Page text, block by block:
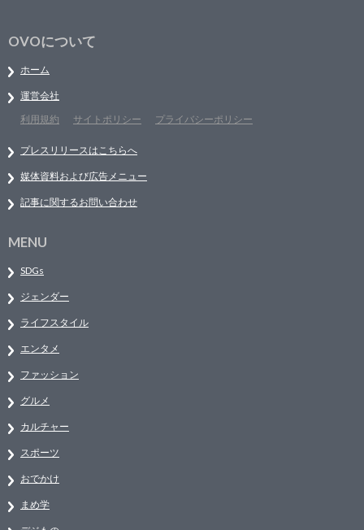
OVOについて
ホーム
運営会社
利用規約
サイトポリシー プライバシーポリシー
プレスリリースはこちらへ
媒体資料および広告メニュー
記事に関するお問い合わせ
MENU
SDGs
ジェンダー
ライフスタイル
エンタメ
ファッション
グルメ
カルチャー
スポーツ
おでかけ
まめ学